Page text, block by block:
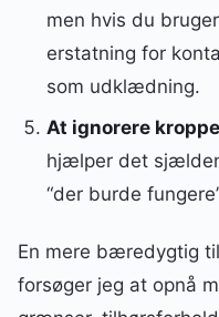
men hvis du
erstatning for
som udklædning.
At ignorere
hjælper det
“der burde
En mere bæredygtig
forsøger jeg at opnå